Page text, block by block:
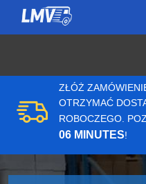
ZŁÓŻ
OTRZYMAĆ
ROBOCZEGO.
06 MINUTES!